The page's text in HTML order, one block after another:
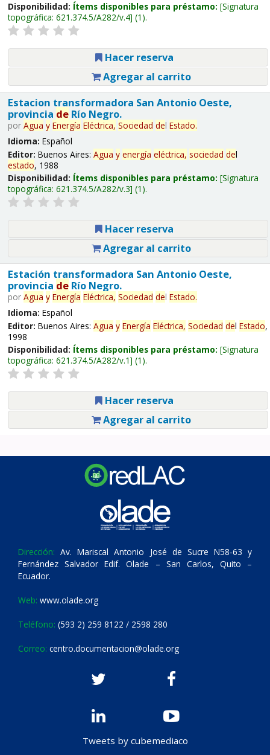
Disponibilidad: Ítems disponibles para préstamo: Signatura
topográfica: 621.374.5/A282/v.4 (1).
Hacer reserva
Agregar al carrito
Estacion transformadora San Antonio Oeste,
provincia deRío Negro.
por Agua y Energía Eléctrica, Sociedad del Estado.
Idioma: Español
Editor: Buenos Aires: Agua y energía eléctrica, sociedad del
estado, 1988
Disponibilidad: Ítems disponibles para préstamo: Signatura
topográfica: 621.374.5/A282/v.3 (1).
Hacer reserva
Agregar al carrito
Estación transformadora San Antonio Oeste,
provincia deRío Negro.
por Agua y Energía Eléctrica, Sociedad del Estado.
Idioma: Español
Editor: Buenos Aires: Agua y Energía Eléctrica, Sociedad del Estado,
1998
Disponibilidad: Ítems disponibles para préstamo: Signatura
topográfica: 621.374.5/A282/v.1 (1).
Hacer reserva
Agregar al carrito
Dirección: Av. Mariscal Antonio José de Sucre N58-63 y
Fernández Salvador Edif. Olade – San Carlos, Quito –
Ecuador.
Web: www.olade.org
Teléfono: (593 2) 259 8122 / 2598 280
Correo: centro.documentacion@olade.org
Tweets by cubemediaco